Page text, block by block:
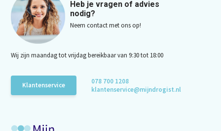
Heb je vragen of advies
nodig?
Neem contact met ons op!
Wij zijn maandag tot vrijdag bereikbaar van 9:30 tot 18:00
Klantenservice
078 700 1208
klantenservice@mijndrogist.nl